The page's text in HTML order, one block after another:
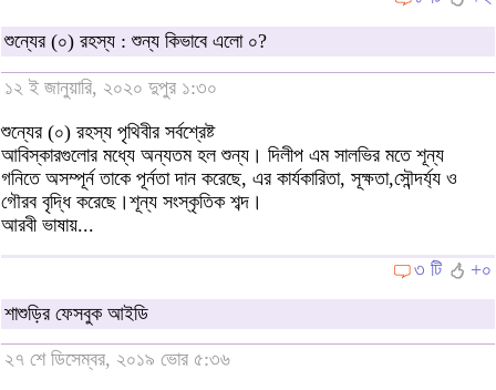
শুন্যের (০) রহস্য : শুন্য কিভাবে এলো ০?
১২ ই জানুয়ারি, ২০২০ দুপুর ১:৩০
শুন্যের (০) রহস্য পৃথিবীর সর্বশ্রেষ্ট
আবিস্কারগুলোর মধ্যে অন্যতম হল শুন্য। দিলীপ এম সালভির মতে শূন্য
গনিতে অসম্পূর্ন তাকে পূর্নতা দান করেছে, এর কার্যকারিতা, সূক্ষতা,সৌন্দর্য্য ও
গৌরব বৃদ্ধি করেছে।শূন্য সংস্কৃতিক শব্দ।
আরবী ভাষায়...
৩ টি
+০
শাশুড়ির ফেসবুক আইডি
২৭ শে ডিসেম্বর, ২০১৯ ভোর ৫:৩৬